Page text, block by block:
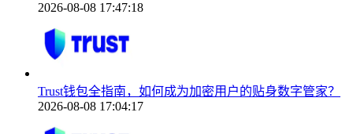
2026-08-08 17:47:18
Trust钱包全指南，如何成为加密用户的贴身数字管家？
2026-08-08 17:04:17